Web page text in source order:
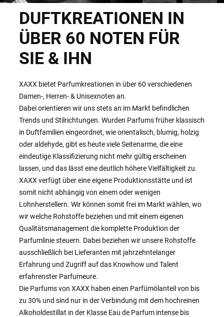
DUFTKREATIONEN IN
ÜBER 60 NOTEN FÜR
SIE & IHN
XAXX bietet Parfumkreationen in über 60 verschiedenen
Damen-, Herren- & Unisexnoten an.
Dabei orientieren wir uns stets an im Markt befindlichen
Trends und Stilrichtungen. Wurden Parfums früher klassisch
in Duftfamilien eingeordnet, wie orientalisch, blumig, holzig
oder aldehyde, gibt es heute viele Seitenarme, die eine
eindeutige Klassifizierung nicht mehr gültig erscheinen
lassen, und das lässt eine deutlich höhere Vielfältigkeit zu.
XAXX verfügt über eine eigene Produktionsstätte und ist
somit nicht abhängig von einem oder wenigen
Lohnherstellern. Wir können somit frei im Markt wählen, wo
wir welche Rohstoffe beziehen und mit einem eigenen
Qualitätsmanagement die komplette Produktion der
Parfumlinie steuern. Dabei beziehen wir unsere Rohstoffe
ausschließlich bei Lieferanten mit jahrzehntelanger
Erfahrung und Zugriff auf das Knowhow und Talent
erfahrenster Parfumeure.
Die Parfums von XAXX haben einen Parfümölanteil von bis
zu 30% und sind nur in der Verbindung mit dem hochreinen
Alkoholdestillat in der Klasse Eau de Parfum intense bis